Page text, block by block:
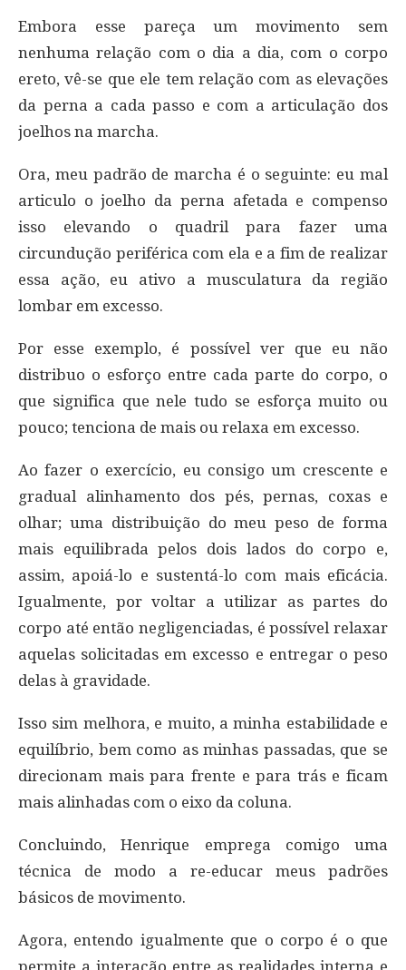
Embora esse pareça um movimento sem
nenhuma relação com o dia a dia, com o corpo
ereto, vê-se que ele tem relação com as elevações
da perna a cada passo e com a articulação dos
joelhos na marcha.
Ora, meu padrão de marcha é o seguinte: eu mal
articulo o joelho da perna afetada e compenso
isso elevando o quadril para fazer uma
circundução periférica com ela e a fim de realizar
essa ação, eu ativo a musculatura da região
lombar em excesso.
Por esse exemplo, é possível ver que eu não
distribuo o esforço entre cada parte do corpo, o
que significa que nele tudo se esforça muito ou
pouco; tenciona de mais ou relaxa em excesso.
Ao fazer o exercício, eu consigo um crescente e
gradual alinhamento dos pés, pernas, coxas e
olhar; uma distribuição do meu peso de forma
mais equilibrada pelos dois lados do corpo e,
assim, apoiá-lo e sustentá-lo com mais eficácia.
Igualmente, por voltar a utilizar as partes do
corpo até então negligenciadas, é possível relaxar
aquelas solicitadas em excesso e entregar o peso
delas à gravidade.
Isso sim melhora, e muito, a minha estabilidade e
equilíbrio, bem como as minhas passadas, que se
direcionam mais para frente e para trás e ficam
mais alinhadas com o eixo da coluna.
Concluindo, Henrique emprega comigo uma
técnica de modo a re-educar meus padrões
básicos de movimento.
Agora, entendo igualmente que o corpo é o que